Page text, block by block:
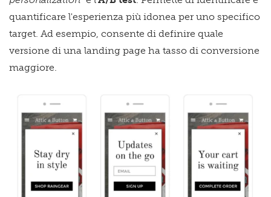
quantificare l'esperienza più idonea per uno specifico
target. Ad esempio, consente di definire quale
versione di una landing page ha tasso di conversione
maggiore.